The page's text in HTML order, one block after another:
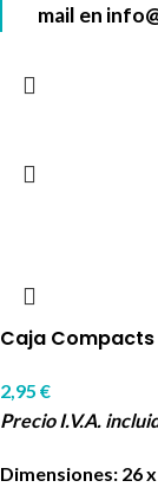
mail en
Caja Compacts
2,95 €
Precio I.V.A.
Dimensiones: 26